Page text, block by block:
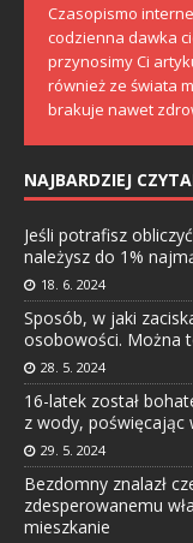
Czasopismo
codzienna dawka
przynosimy Ci
również ze świata
brakuje nawet
NAJBARDZIEJ
Jeśli potrafisz
należysz do 1%
18. 6. 2024
Sposób, w jaki
osobowości. Można
28. 5. 2024
16-latek został
z wody, poświęcając
29. 5. 2024
Bezdomny znalazł
zdesperowanemu
mieszkanie